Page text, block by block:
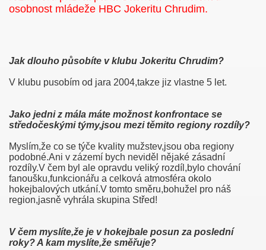
osobnost mládeže HBC Jokeritu Chrudim.
Jak dlouho působíte v klubu Jokeritu Chrudim?
V klubu pusobím od jara 2004,takze jiz vlastne 5 let.
Jako jedni z mála máte možnost konfrontace se
středočeskými týmy,jsou mezi těmito regiony rozdíly?
Myslím,že co se týče kvality mužstev,jsou oba regiony
podobné.Ani v zázemí bych neviděl nějaké zásadní
rozdíly.V čem byl ale opravdu veliký rozdíl,bylo chování
fanoušku,funkcionářu a celková atmosféra okolo
hokejbalových utkání.V tomto směru,bohužel pro náš
region,jasně vyhrála skupina Střed!
V čem myslíte,že je v hokejbale posun za poslední
roky? A kam myslíte,že směřuje?